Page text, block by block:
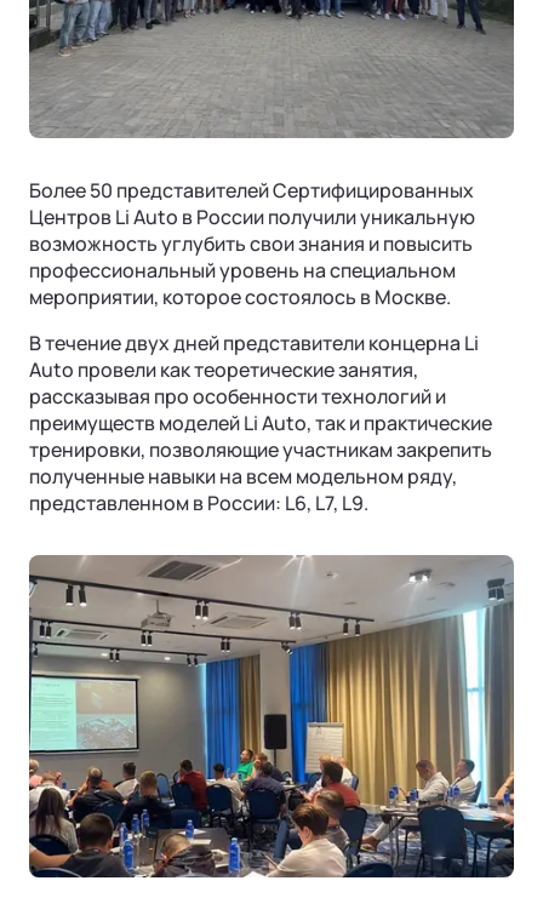
Ли Л6 | Li L6
Городской 5-местный кроссовер
ОТ 6 890 000 ₽
Подробнее
Ли Л7 | Li L7
Универсальный 5-местный кроссовер
ОТ 7 820 000 ₽
Ли Л9 | Li L9
Флагманский 6-местный кроссовер
КОРПОРАТИВНЫЕ ПРОДАЖИ
Корпоративным клиентам
Лизинг
Финансовые программы
Трейд-ин
Страхование
Страховая гарантия
Руководства по эксплуатации
Акустический комфорт (NVH)
Интеллектуальные ассистенты
Обновление ПО
Операционная система
СОТРУДНИЧЕСТВО
Контакты
Более 50 представителей Сертифицированных
Центров Li Auto в России получили уникальную
возможность углубить свои знания и повысить
профессиональный уровень на специальном
мероприятии, которое состоялось в Москве.
В течение двух дней представители концерна Li
Auto провели как теоретические занятия,
рассказывая про особенности технологий и
преимуществ моделей Li Auto, так и практические
тренировки, позволяющие участникам закрепить
полученные навыки на всем модельном ряду,
представленном в России: L6, L7, L9.